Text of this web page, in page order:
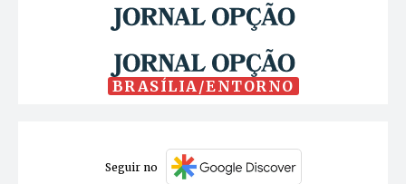
BRASÍLIA/ENTORNO
Seguir no